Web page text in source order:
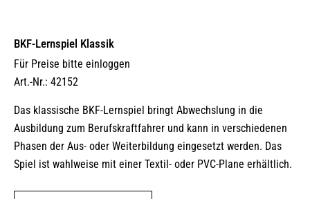
BKF-Lernspiel Klassik
Für Preise bitte einloggen
Art.-Nr.: 42152
Das klassische BKF-Lernspiel bringt Abwechslung in die
Ausbildung zum Berufskraftfahrer und kann in verschiedenen
Phasen der Aus- oder Weiterbildung eingesetzt werden. Das
Spiel ist wahlweise mit einer Textil- oder PVC-Plane erhältlich.